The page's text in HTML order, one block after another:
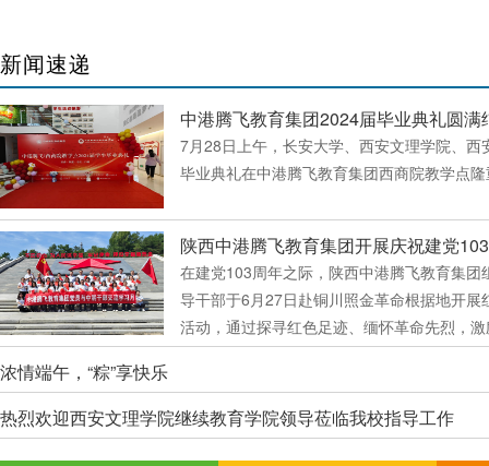
新闻速递
中港腾飞教育集团2024届毕业典礼圆满
7月28日上午，长安大学、西安文理学院、
毕业典礼在中港腾飞教育集团西商院教学点
陕西中港腾飞教育集团开展庆祝建党
在建党103周年之际，陕西中港腾飞教育集团
导干部于6月27日赴铜川照金革命根据地开展
活动，通过探寻红色足迹、缅怀革命先烈，
色基因、弘扬革命...
浓情端午，“粽”享快乐
热烈欢迎西安文理学院继续教育学院领导莅临我校指导工作